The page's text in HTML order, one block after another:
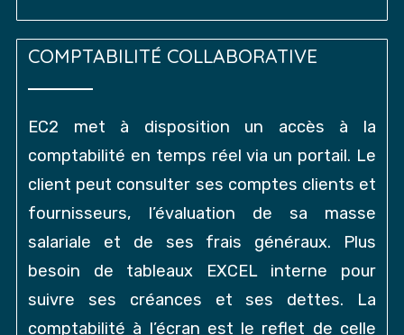
COMPTABILITÉ COLLABORATIVE
EC2 met à disposition un accès à la
comptabilité en temps réel via un portail. Le
client peut consulter ses comptes clients et
fournisseurs, l’évaluation de sa masse
salariale et de ses frais généraux. Plus
besoin de tableaux EXCEL interne pour
suivre ses créances et ses dettes. La
comptabilité à l’écran est le reflet de celle